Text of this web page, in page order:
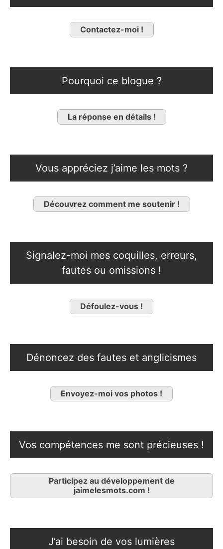
Contactez-moi !
Pourquoi ce blogue ?
La réponse en détails !
Vous appréciez j’aime les mots ?
Découvrez comment me soutenir !
Signalez-moi mes coquilles, erreurs,
fautes ou omissions !
Défoulez-vous !
Dénoncez des fautes et anglicismes
Envoyez-moi vos photos !
Vos compétences me sont précieuses !
Participez au développement de
jaimelesmots.com !
J’ai besoin de vos lumières